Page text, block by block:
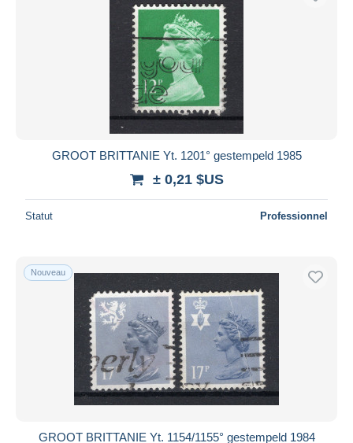
GROOT BRITTANIE Yt. 1201° gestempeld 1985
± 0,21 $US
Statut Professionnel
Nouveau
GROOT BRITTANIE Yt. 1154/1155° gestempeld 1984